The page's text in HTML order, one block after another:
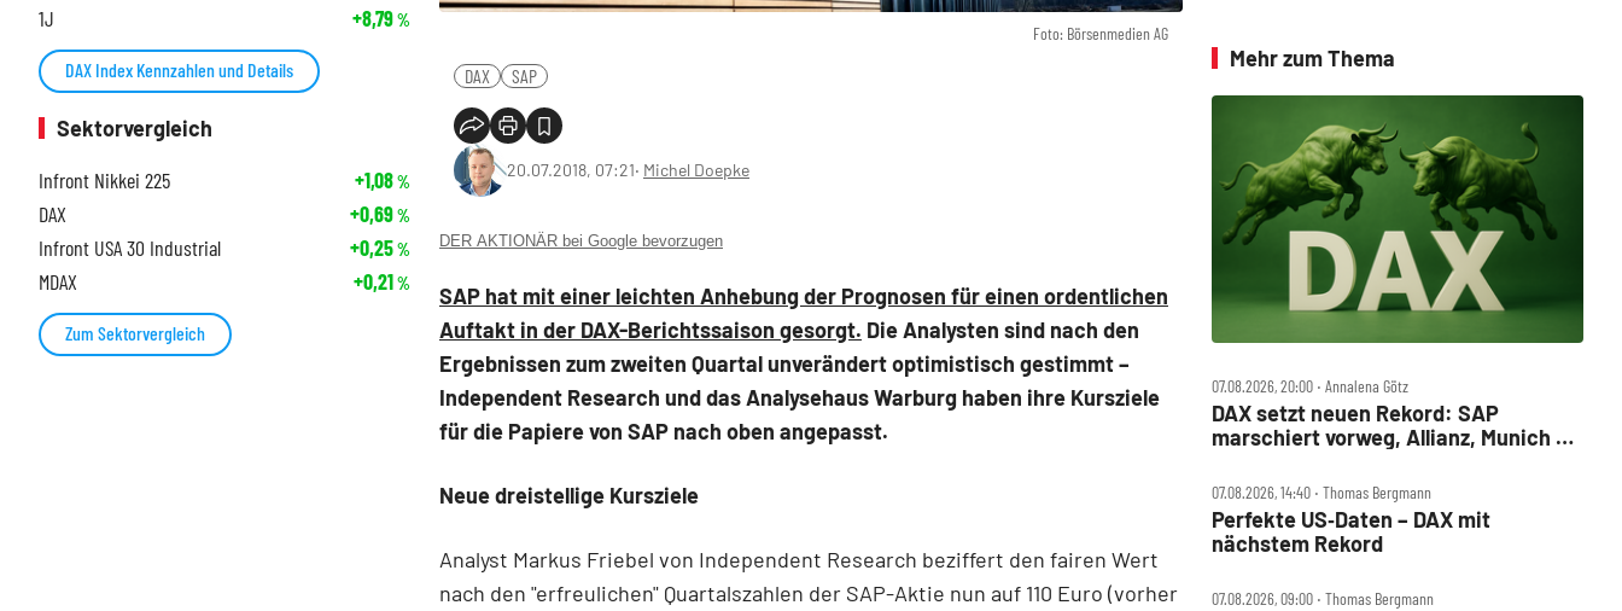
Foto: Börsenmedien AG
DAX SAP
20.07.2018, 07:21‧ Michel Doepke
DER AKTIONÄR bei Google bevorzugen
SAP hat mit einer leichten Anhebung der Prognosen für einen ordentlichen
Auftakt in der DAX-Berichtssaison gesorgt. Die Analysten sind nach den
Ergebnissen zum zweiten Quartal unverändert optimistisch gestimmt –
Independent Research und das Analysehaus Warburg haben ihre Kursziele
für die Papiere von SAP nach oben angepasst.
Neue dreistellige Kursziele
Analyst Markus Friebel von Independent Research beziffert den fairen Wert
nach den "erfreulichen" Quartalszahlen der SAP-Aktie nun auf 110 Euro (vorher
1J +8,79%
DAX Index Kennzahlen und Details
Sektorvergleich
Infront Nikkei 225
+1,08%
DAX +0,69%
Infront USA 30 Industrial +0,25%
MDAX +0,21%
Zum Sektorvergleich
Mehr zum Thema
07.08.2026, 20:00 ‧ Annalena Götz
DAX setzt neuen Rekord: SAP
marschiert vorweg, Allianz, Munich Re
07.08.2026, 14:40 ‧ Thomas Bergmann
Perfekte US‑Daten – DAX mit
nächstem Rekord
07.08.2026, 09:00 ‧ Thomas Bergmann